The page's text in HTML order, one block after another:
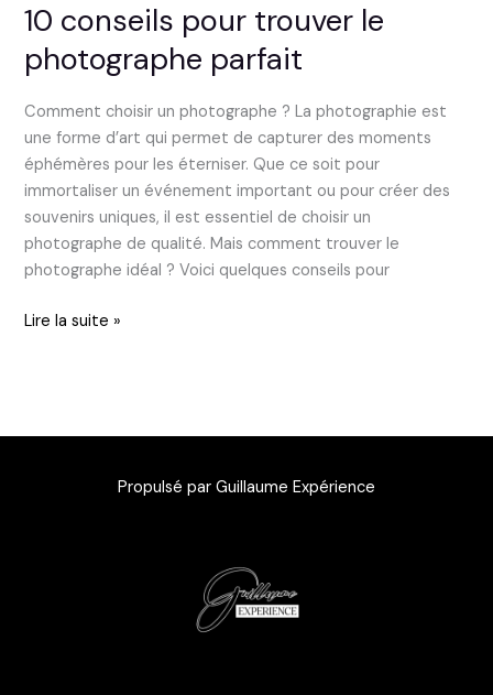
10 conseils pour trouver le
photographe parfait
Comment choisir un photographe ? La photographie est
une forme d’art qui permet de capturer des moments
éphémères pour les éterniser. Que ce soit pour
immortaliser un événement important ou pour créer des
souvenirs uniques, il est essentiel de choisir un
photographe de qualité. Mais comment trouver le
photographe idéal ? Voici quelques conseils pour
Lire la suite »
Propulsé par Guillaume Expérience